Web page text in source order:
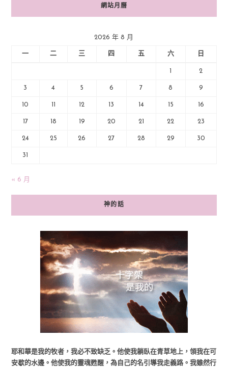
網站月曆
2026 年 8 月
一 二 三 四 五 六 日
2
3 4 5 6 7 8 9
10 12 13 14 15 16
17 18 19 20 21 22 23
24 25 26 27 28 29 30
31
« 6 月
神的話
耶和華是我的牧者，我必不致缺乏。他使我躺臥在青草地上，領我在可
安歇的水邊。他使我的靈魂甦醒，為自己的名引導我走義路。我雖然行